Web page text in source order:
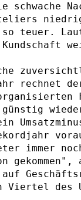
schwache
teuer.
rechnet
immer
des